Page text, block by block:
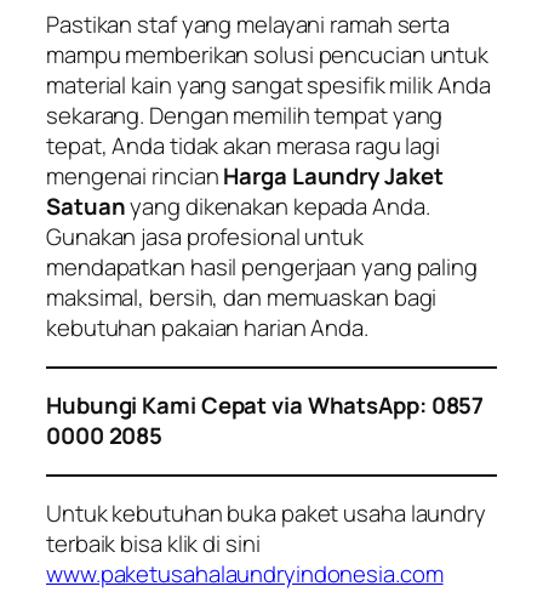
Pastikan staf yang melayani ramah serta
mampu memberikan solusi pencucian untuk
material kain yang sangat spesifik milik Anda
sekarang. Dengan memilih tempat yang
tepat, Anda tidak akan merasa ragu lagi
mengenai rincianHarga Laundry Jaket
Satuanyang dikenakan kepada Anda.
Gunakan jasa profesional untuk
mendapatkan hasil pengerjaan yang paling
maksimal, bersih, dan memuaskan bagi
kebutuhan pakaian harian Anda.
Hubungi Kami Cepat via WhatsApp: 0857
0000 2085
Untuk kebutuhan buka paket usaha laundry
terbaik bisa klik di sini
www.paketusahalaundryindonesia.com